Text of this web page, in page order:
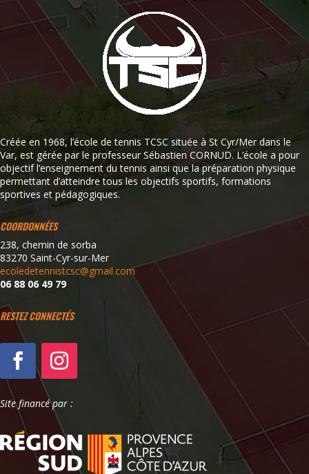
Créée en 1968, l’école de tennis TCSC située à St Cyr/Mer dans le
Var, est gérée par le professeur Sébastien CORNUD. L’école a pour
objectif l’enseignement du tennis ainsi que la préparation physique
permettant d’atteindre tous les objectifs sportifs, formations
sportives et pédagogiques.
COORDONNÉES
238, chemin de sorba
83270 Saint-Cyr-sur-Mer
ecoledetennistcsc@gmail.com
06 88 06 49 79
RESTEZ CONNECTÉS
Site financé par :